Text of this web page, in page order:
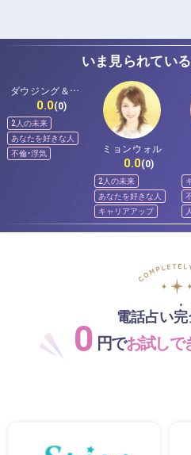
いま見られてい
ダウジング＆ス
ピリットメンタ
ー佐和
0.0(0)
2人の未来
あなたを好きな人
不倫・浮気
ミョンウォル
0.0(0)
2人の未来
あなたを好きな人
キャリアアップ
電話占い完
0 円でお試しで